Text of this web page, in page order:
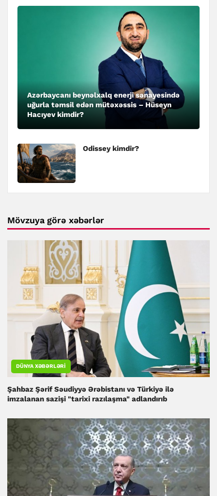
Azərbaycanı beynəlxalq enerji sənayesində
uğurla təmsil edən mütəxəssis – Hüseyn
Hacıyev kimdir?
Odissey kimdir?
Mövzuya görə xəbərlər
DÜNYA XƏBƏRLƏRI
Şahbaz Şərif Səudiyyə Ərəbistanı və Türkiyə ilə
imzalanan sazişi "tarixi razılaşma" adlandırıb